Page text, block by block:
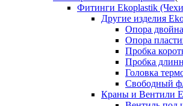
Фитинги Ekoplastik
Другие изделия
Опора
Опора
Пробка
Пробка
Головка
Свободный
Краны и Вентили